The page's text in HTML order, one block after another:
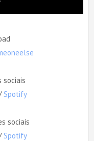
sociais
Spotify
sociais
Spotify